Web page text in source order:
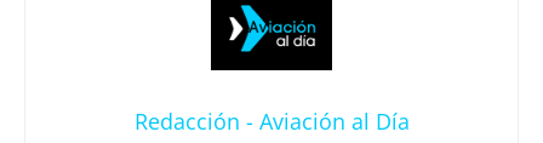
Redacción - Aviación al Día